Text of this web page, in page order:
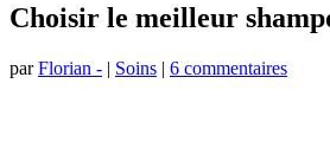
Choisir le meilleur
parFlorian - | Soins | 6 commentaires